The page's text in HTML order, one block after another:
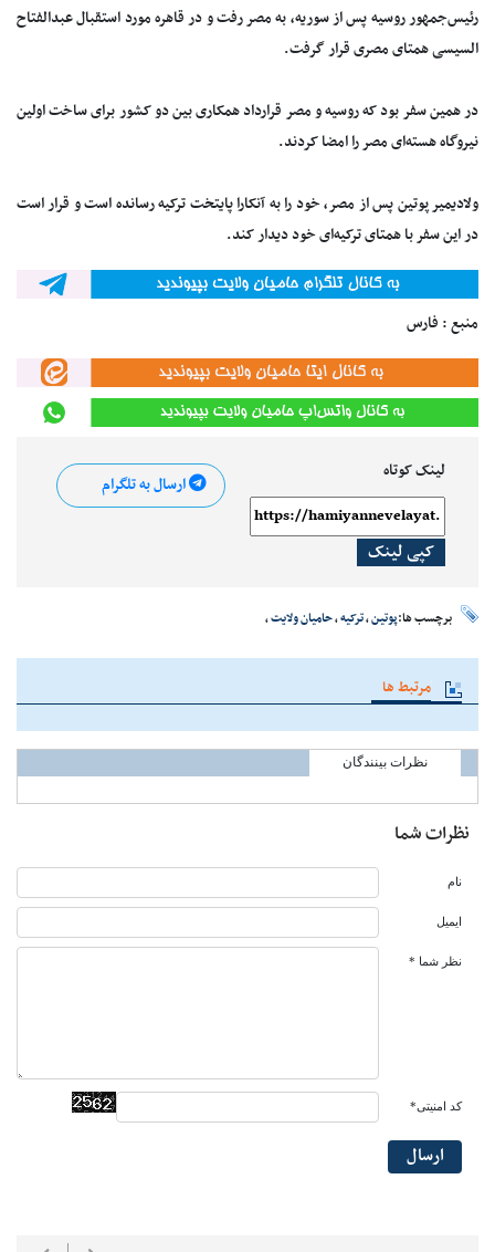
رئیس‌جمهور روسیه پس از سوریه، به مصر رفت و در قاهره مورد استقبال عبدالفتاح
السیسی همتای مصری قرار گرفت.
در همین سفر بود که روسیه و مصر قرارداد همکاری بین دو کشور برای ساخت اولین
نیروگاه هسته‌ای مصر را امضا کردند.
ولادیمیر پوتین پس از مصر، خود را به آنکارا پایتخت ترکیه رسانده است و قرار است
در این سفر با همتای ترکیه‌ای خود دیدار کند.
منبع : فارس
لینک کوتاه
کپی لینک
ارسال به تلگرام
برچسب ها:پوتین،ترکیه،حامیان ولایت،
مرتبط ها
نظرات بینندگان
نظرات شما
نام
ایمیل
نظر شما *
کد امنیتی*
ارسال